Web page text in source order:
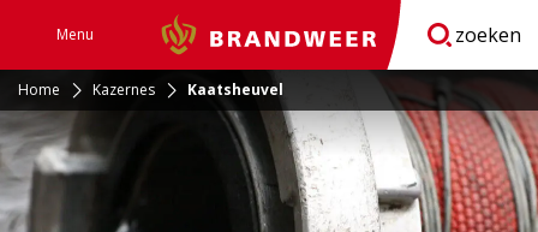
Menu Brandweer zoeken
Home Kazernes Kaatsheuvel